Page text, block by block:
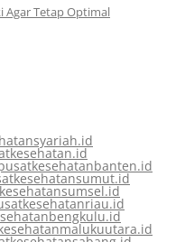
Agar Tetap Optimal